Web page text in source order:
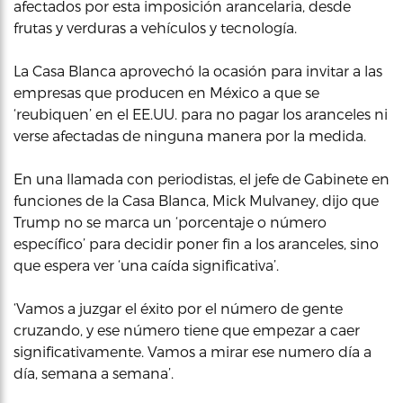
afectados por esta imposición arancelaria, desde
frutas y verduras a vehículos y tecnología.
La Casa Blanca aprovechó la ocasión para invitar a las
empresas que producen en México a que se
‘reubiquen’ en el EE.UU. para no pagar los aranceles ni
verse afectadas de ninguna manera por la medida.
En una llamada con periodistas, el jefe de Gabinete en
funciones de la Casa Blanca, Mick Mulvaney, dijo que
Trump no se marca un ‘porcentaje o número
específico’ para decidir poner fin a los aranceles, sino
que espera ver ‘una caída significativa’.
‘Vamos a juzgar el éxito por el número de gente
cruzando, y ese número tiene que empezar a caer
significativamente. Vamos a mirar ese numero día a
día, semana a semana’.